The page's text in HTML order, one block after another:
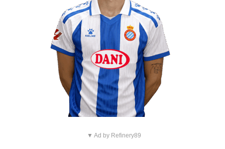
▼ Ad by Refinery89